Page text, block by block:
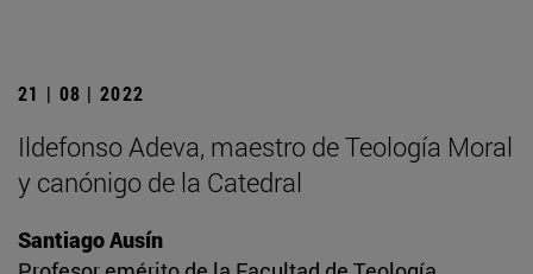
21 | 08 | 2022
Ildefonso Adeva, maestro de Teología Moral
y canónigo de la Catedral
Santiago Ausín